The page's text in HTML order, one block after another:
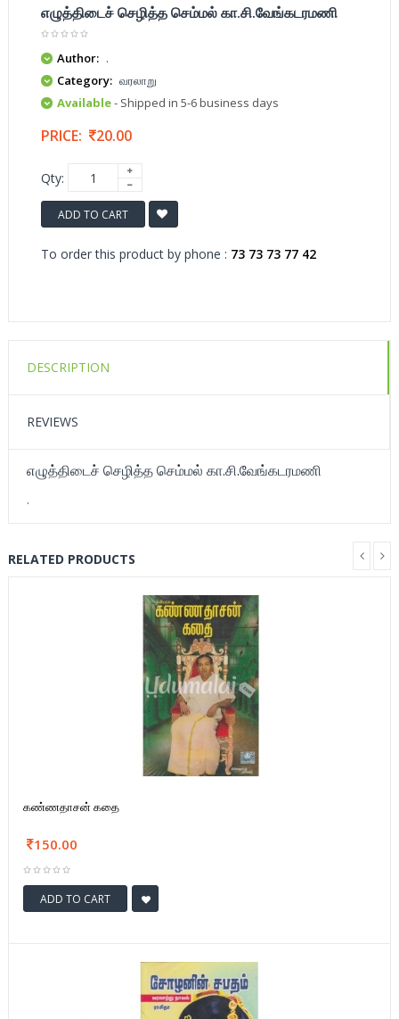
எழுத்திடைச் செழித்த செம்மல் கா.சி.வேங்கடரமணி
Author: .
Category: வரலாறு
Available- Shipped in 5-6 business days
PRICE: 20.00
Qty:
ADD TO CART
To order this product by phone : 73 73 73 77 42
DESCRIPTION
REVIEWS
எழுத்திடைச் செழித்த செம்மல் கா.சி.வேங்கடரமணி
.
RELATED PRODUCTS
கண்ணதாசன் கதை
150.00
ADD TO CART